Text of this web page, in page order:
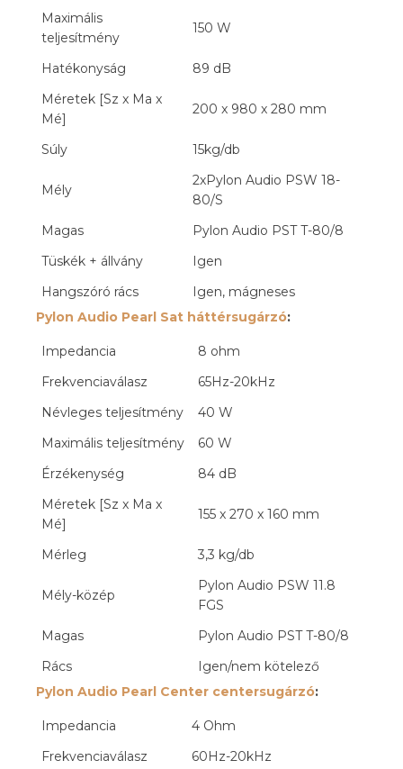
Maximális
teljesítmény
150 W
Hatékonyság
89 dB
Méretek [Sz x Ma x
Mé]
200 x 980 x 280 mm
Súly 15kg/db
Mély
2xPylon Audio PSW 18-
80/S
Magas
Pylon Audio PST T-80/8
Tüskék + állvány
Igen
Hangszóró rács
Igen, mágneses
Pylon Audio Pearl Sat háttérsugárzó:
Impedancia
8 ohm
Frekvenciaválasz
65Hz-20kHz
Névleges teljesítmény
40 W
Maximális teljesítmény
60 W
Érzékenység
84 dB
Méretek [Sz x Ma x
Mé]
155 x 270 x 160 mm
Mérleg 3,3 kg/db
Mély-közép
Pylon Audio PSW 11.8
FGS
Magas
Pylon Audio PST T-80/8
Rács
Igen/nem kötelező
Pylon Audio Pearl Center centersugárzó:
Impedancia
4 Ohm
Frekvenciaválasz
60Hz-20kHz